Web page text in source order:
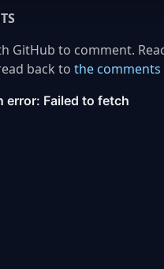
GitHub to comment.
back to the comments